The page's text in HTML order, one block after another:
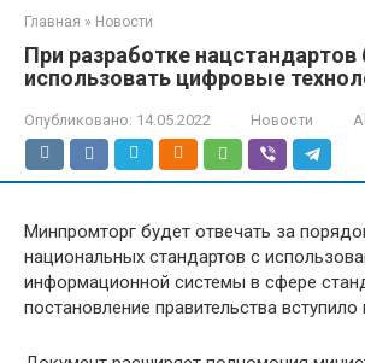
Главная » Новости
При разработке нацстандартов
использовать цифровые
Опубликовано: 14.05.2022 Новости
Минпромторг будет отвечать за
национальных стандартов с
информационной системы в сфере
постановление правительства